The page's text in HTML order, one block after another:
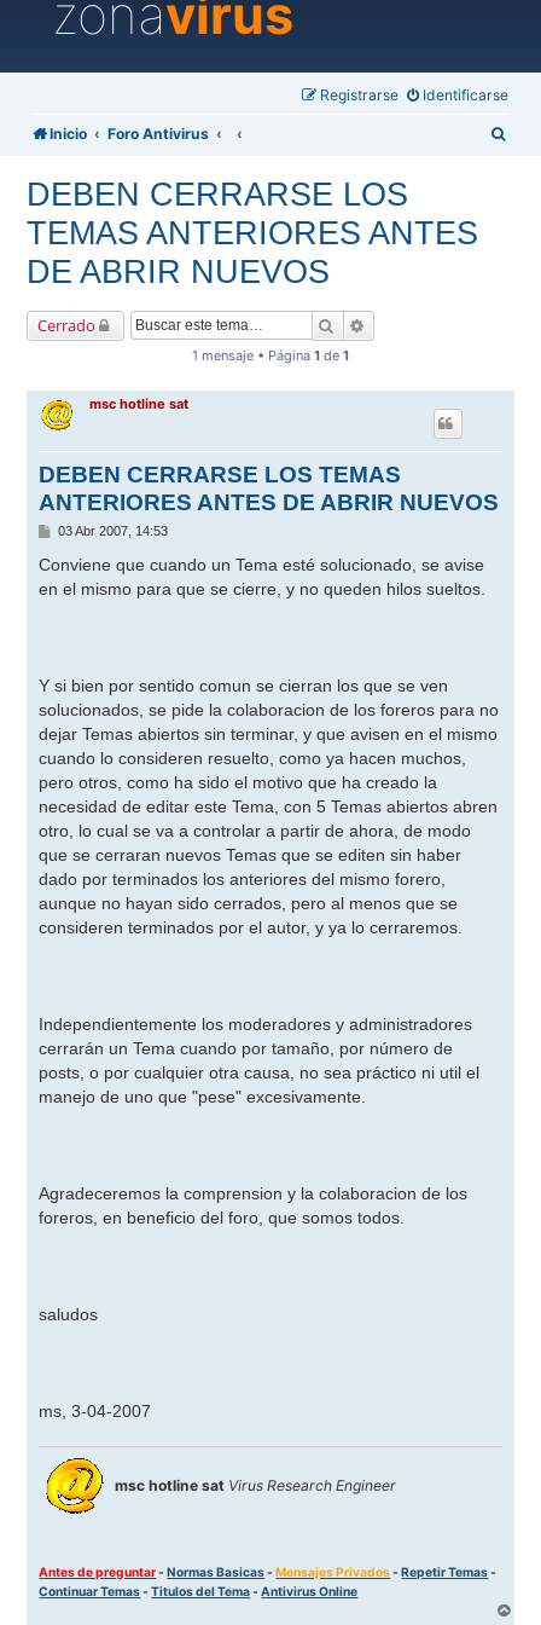
zonavirus
Identificarse
Registrarse
Inicio Foro Antivirus
DEBEN CERRARSE LOS
TEMAS ANTERIORES ANTES
DE ABRIR NUEVOS
Cerrado Buscar
1 mensaje • Página 1 de 1
msc hotline sat
DEBEN CERRARSE LOS TEMAS
ANTERIORES ANTES DE ABRIR NUEVOS
M
n
a
03 Abr 2007, 14:53
Conviene que cuando un Tema esté solucionado, se avise
en el mismo para que se cierre, y no queden hilos sueltos.
Y si bien por sentido comun se cierran los que se ven
solucionados, se pide la colaboracion de los foreros para no
dejar Temas abiertos sin terminar, y que avisen en el mismo
cuando lo consideren resuelto, como ya hacen muchos,
pero otros, como ha sido el motivo que ha creado la
necesidad de editar este Tema, con 5 Temas abiertos abren
otro, lo cual se va a controlar a partir de ahora, de modo
que se cerraran nuevos Temas que se editen sin haber
dado por terminados los anteriores del mismo forero,
aunque no hayan sido cerrados, pero al menos que se
consideren terminados por el autor, y ya lo cerraremos.
Independientemente los moderadores y administradores
cerrarán un Tema cuando por tamaño, por número de
posts, o por cualquier otra causa, no sea práctico ni util el
manejo de uno que "pese" excesivamente.
Agradeceremos la comprension y la colaboracion de los
foreros, en beneficio del foro, que somos todos.
saludos
ms, 3-04-2007
msc hotline sat Virus Research Engineer
Antes de preguntar-Normas Basicas-Mensajes Privados-Repetir Temas-
Continuar Temas-Titulos del Tema-Antivirus Online